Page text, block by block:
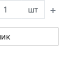
шт